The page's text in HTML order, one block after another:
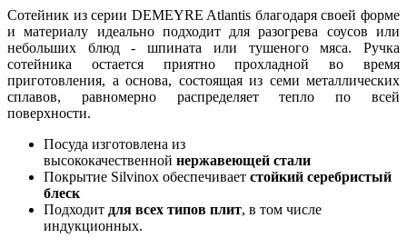
Сотейник из серии DEMEYRE Atlantis благодаря своей форме
и материалу идеально подходит для разогрева соусов или
небольших блюд - шпината или тушеного мяса. Ручка
сотейника остается приятно прохладной во время
приготовления, а основа, состоящая из семи металлических
сплавов, равномерно распределяет тепло по всей
поверхности.
Посуда изготовлена из
высококачественной нержавеющей стали
Покрытие Silvinox обеспечивает стойкий серебристый
блеск
Подходит для всех типов плит, в том числе
индукционных.